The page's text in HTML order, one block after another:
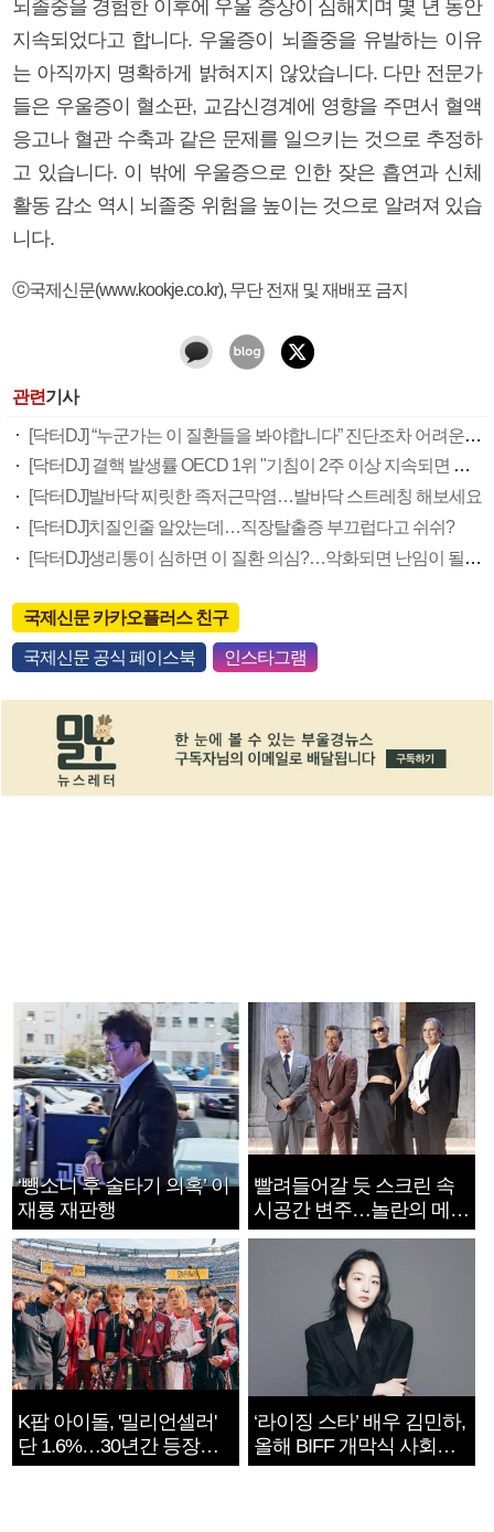
뇌졸중을 경험한 이후에 우울 증상이 심해지며 몇 년 동안
지속되었다고 합니다. 우울증이 뇌졸중을 유발하는 이유
는 아직까지 명확하게 밝혀지지 않았습니다. 다만 전문가
들은 우울증이 혈소판, 교감신경계에 영향을 주면서 혈액
응고나 혈관 수축과 같은 문제를 일으키는 것으로 추정하
고 있습니다. 이 밖에 우울증으로 인한 잦은 흡연과 신체
활동 감소 역시 뇌졸중 위험을 높이는 것으로 알려져 있습
니다.
ⓒ국제신문(www.kookje.co.kr), 무단 전재 및 재배포 금지
관련기사
[닥터DJ] “누군가는 이 질환들을 봐야합니다” 진단조차 어려운 소아 희귀질환
[닥터DJ] 결핵 발생률 OECD 1위 "기침이 2주 이상 지속되면 의심해야"
[닥터DJ]발바닥 찌릿한 족저근막염…발바닥 스트레칭 해보세요
[닥터DJ]치질인줄 알았는데…직장탈출증 부끄럽다고 쉬쉬?
[닥터DJ]생리통이 심하면 이 질환 의심?…악화되면 난임이 될 수 있다?
국제신문 카카오플러스 친구
국제신문 공식 페이스북 인스타그램
‘뺑소니 후 술타기 의혹’ 이
재룡 재판행
빨려들어갈 듯 스크린 속
시공간 변주…놀란의 메시
지는 ‘전쟁 속죄’
K팝 아이돌, '밀리언셀러'
단 1.6%…30년간 등장
1182개팀 전수조사
‘라이징 스타’ 배우 김민하,
올해 BIFF 개막식 사회자
확정